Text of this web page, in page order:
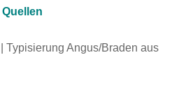
Quellen
Typisierung Angus/Braden aus